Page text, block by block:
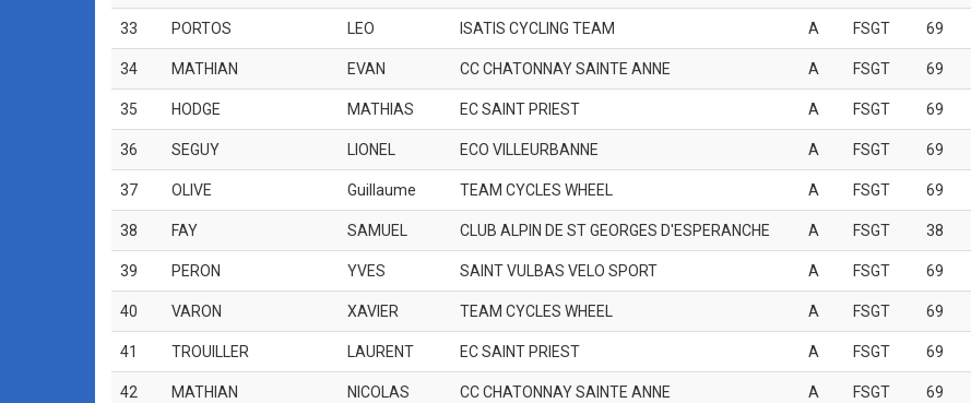
33 PORTOS LEO ISATIS CYCLING TEAM A FSGT 69
34 MATHIAN EVAN CC CHATONNAY SAINTE ANNE A FSGT 69
35 HODGE MATHIAS EC SAINT PRIEST A FSGT 69
36 SEGUY LIONEL ECO VILLEURBANNE A FSGT 69
37 OLIVE Guillaume TEAM CYCLES WHEEL A FSGT 69
38 FAY SAMUEL CLUB ALPIN DE ST GEORGES D'ESPERANCHE A FSGT 38
39 PERON YVES SAINT VULBAS VELO SPORT A FSGT 69
40 VARON XAVIER TEAM CYCLES WHEEL A FSGT 69
41 TROUILLER LAURENT EC SAINT PRIEST A FSGT 69
42 MATHIAN NICOLAS CC CHATONNAY SAINTE ANNE A FSGT 69